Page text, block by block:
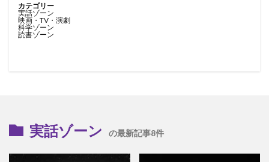
カテゴリー
実話ゾーン
映画・TV・演劇
科学ゾーン
読書ゾーン
実話ゾーン の最新記事8件